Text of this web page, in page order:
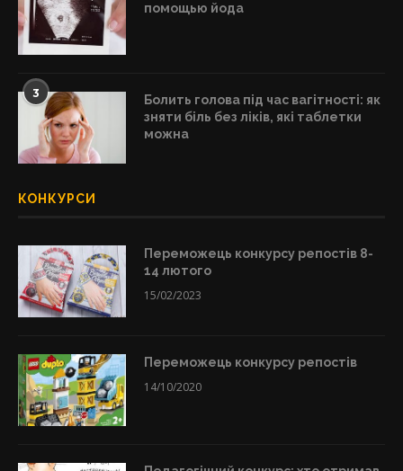
помощью йода
3
Болить голова під час вагітності: як
зняти біль без ліків, які таблетки
можна
КОНКУРСИ
Переможець конкурсу репостів 8-
14 лютого
15/02/2023
Переможець конкурсу репостів
14/10/2020